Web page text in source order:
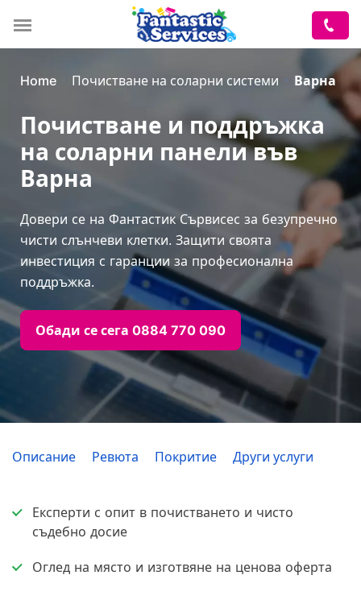
Home Почистване на соларни системи Варна
Почистване и поддръжка
на соларни панели във
Варна
Довери се на Фантастик Сървисес за безупречно
чисти слънчеви клетки. Защити своята
инвестиция с гаранции за професионална
поддръжка.
Обади се сега 0884 770 090
Описание Ревюта Покритие Други услуги
Експерти с опит в почистването и чисто
съдебно досие
Оглед на място и изготвяне на ценова оферта